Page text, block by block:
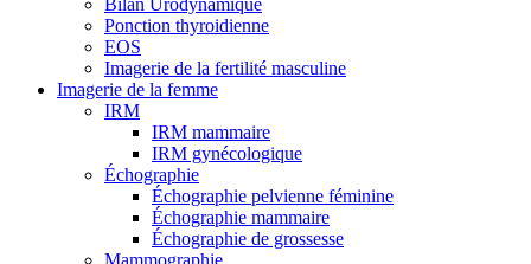
Bilan Urodynamique
Ponction thyroidienne
EOS
Imagerie de la fertilité masculine
Imagerie de la femme
IRM
IRM mammaire
IRM gynécologique
Échographie
Échographie pelvienne féminine
Échographie mammaire
Échographie de grossesse
Mammographie